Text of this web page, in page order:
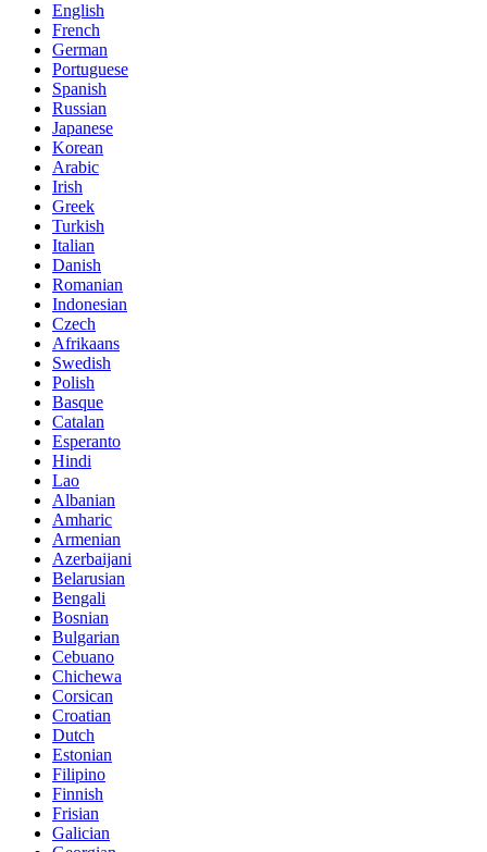
English
French
German
Portuguese
Spanish
Russian
Japanese
Korean
Arabic
Irish
Greek
Turkish
Italian
Danish
Romanian
Indonesian
Czech
Afrikaans
Swedish
Polish
Basque
Catalan
Esperanto
Hindi
Lao
Albanian
Amharic
Armenian
Azerbaijani
Belarusian
Bengali
Bosnian
Bulgarian
Cebuano
Chichewa
Corsican
Croatian
Dutch
Estonian
Filipino
Finnish
Frisian
Galician